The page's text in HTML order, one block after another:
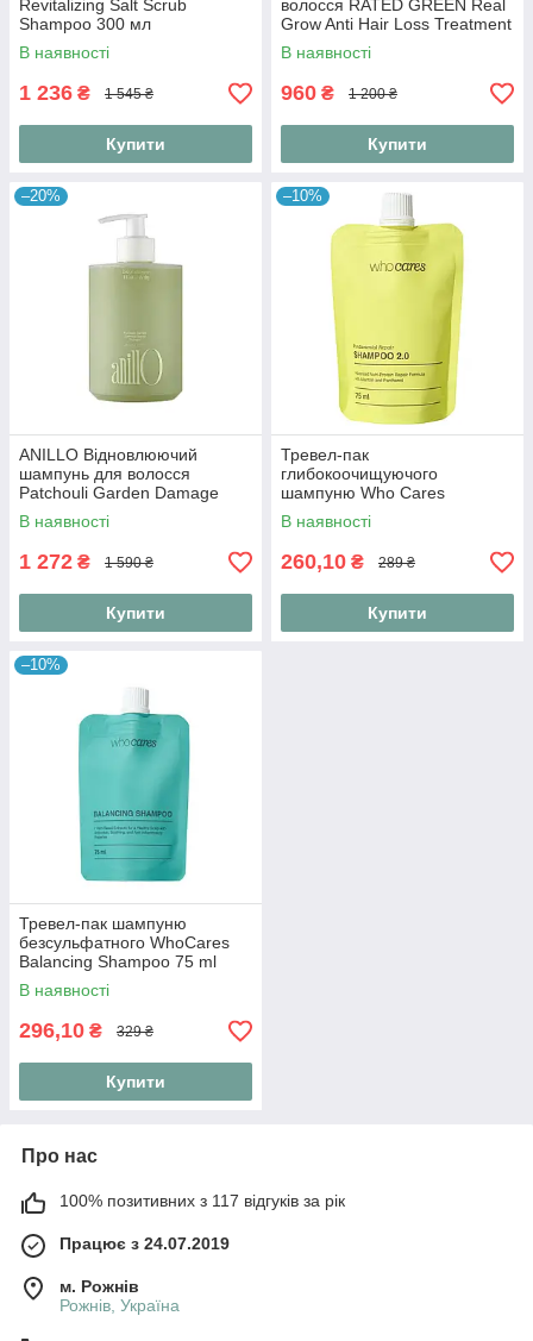
Revitalizing Salt Scrub
Shampoo 300 мл
В наявності
1 236 ₴ 1 545 ₴
Купити
волосся RATED GREEN Real
Grow Anti Hair Loss Treatment
Shampoo 200 мл
В наявності
960 ₴ 1 200 ₴
Купити
–20%
ANILLO Відновлюючий
шампунь для волосся
Patchouli Garden Damage
Repair Shampoo 450 мл
В наявності
1 272 ₴ 1 590 ₴
Купити
–10%
Тревел-пак
глибокоочищуючого
шампуню Who Cares
Shampoo 2.0 Fundamental
Repair 75 ml
В наявності
260,10 ₴ 289 ₴
Купити
–10%
Тревел-пак шампуню
безсульфатного WhoCares
Balancing Shampoo 75 ml
В наявності
296,10 ₴ 329 ₴
Купити
Про нас
100% позитивних з 117 відгуків за рік
Працює з 24.07.2019
м. Рожнів
Рожнів, Україна